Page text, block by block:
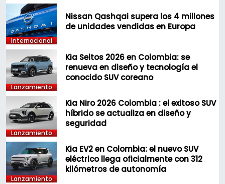
Internacional
Nissan Qashqai supera los 4 millones
de unidades vendidas en Europa
Lanzamiento
Kia Seltos 2026 en Colombia: se
renueva en diseño y tecnología el
conocido SUV coreano
Lanzamiento
Kia Niro 2026 Colombia : el exitoso SUV
híbrido se actualiza en diseño y
seguridad
Lanzamiento
Kia EV2 en Colombia: el nuevo SUV
eléctrico llega oficialmente con 312
kilómetros de autonomía